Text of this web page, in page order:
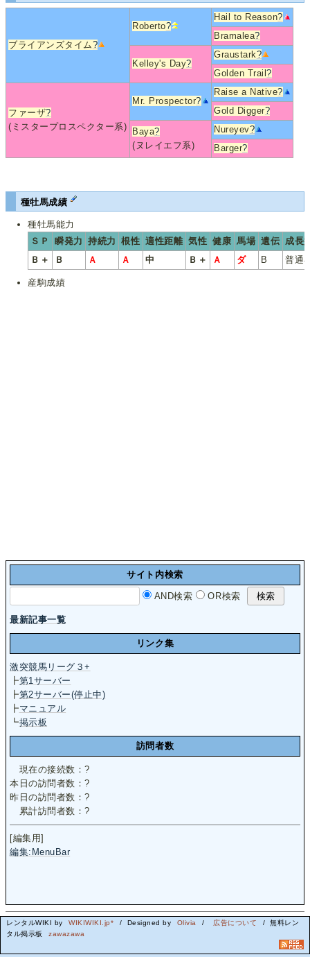
ブライアンズタイム?
Roberto?
Hail to Reason?
Bramalea?
Kelley's Day?
Graustark?
Golden Trail?
ファーザ?
(ミスタープロスペクター系)
Mr. Prospector?
Raise a Native?
Gold Digger?
Baya?
(ヌレイエフ系)
Nureyev?
Barger?
種牡馬成績
種牡馬能力
ＳＰ
瞬発力 持続力 根性 適性距離 気性 健康 馬場 遺伝 成長
Ｂ＋
Ｂ Ａ Ａ 中 Ｂ＋ Ａ ダ B 普通
産駒成績
サイト内検索
AND検索 OR検索
最新記事一覧
リンク集
激突競馬リーグ３+
┣第1サーバー
┣第2サーバー(停止中)
┣マニュアル
┗掲示板
訪問者数
現在の接続数：?
本日の訪問者数：?
昨日の訪問者数：?
累計訪問者数：?
[編集用]
編集:MenuBar
レンタルWIKI by WIKIWIKI.jp* / Designed by Olivia / 広告について
/ 無料レン
タル掲示板
zawazawa